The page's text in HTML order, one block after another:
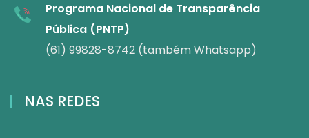
Programa Nacional de Transparência
Pública (PNTP)
(61) 99828-8742 (também Whatsapp)
NAS REDES